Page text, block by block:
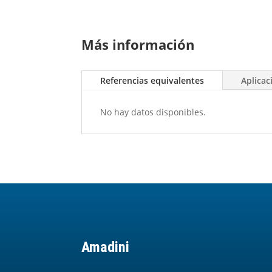
Más información
Referencias equivalentes
No hay datos disponibles.
Amadini